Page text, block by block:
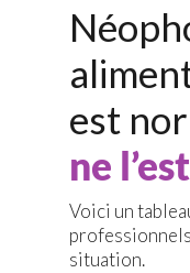
est
ne
Voici un
situation.